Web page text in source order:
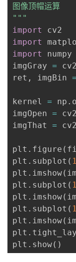
图像顶帽运算
"""
import
import
import
numpy
imgGray = cv2
ret , imgBin =
kernel = np .
imgOpen = cv2
imgThat = cv2
plt . figure (
plt . subplot (
plt . imshow(
plt . subplot (
plt . imshow(
plt . subplot (
plt . imshow(
plt .
plt . show( )